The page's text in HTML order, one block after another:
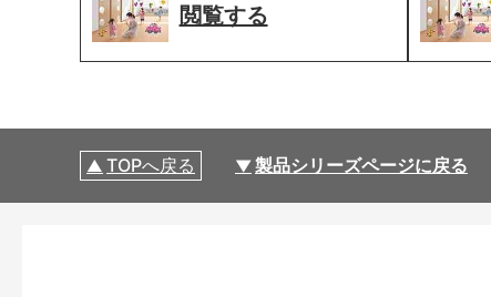
閲覧する
TOPへ戻る 製品シリーズページに戻る